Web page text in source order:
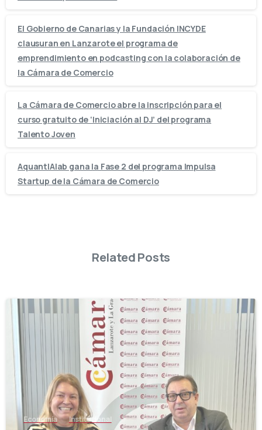
El Gobierno de Canarias y la Fundación INCYDE
clausuran en Lanzarote el programa de
emprendimiento en podcasting con la colaboración de
la Cámara de Comercio
La Cámara de Comercio abre la inscripción para el
curso gratuito de ‘Iniciación al DJ’ del programa
Talento Joven
AquantIAlab gana la Fase 2 del programa Impulsa
Startup de la Cámara de Comercio
Related Posts
Economía Institucional